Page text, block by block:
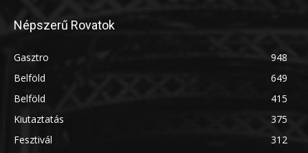
Népszerű Rovatok
Gasztro
948
Belföld
649
Belföld
415
Kiutaztatás
375
Fesztivál
312